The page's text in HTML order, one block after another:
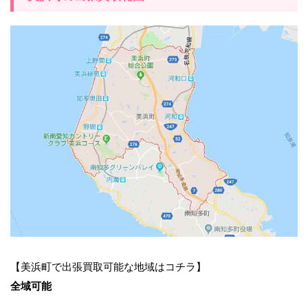
【美浜町で出張買取可能な地域はコチラ】
全域可能